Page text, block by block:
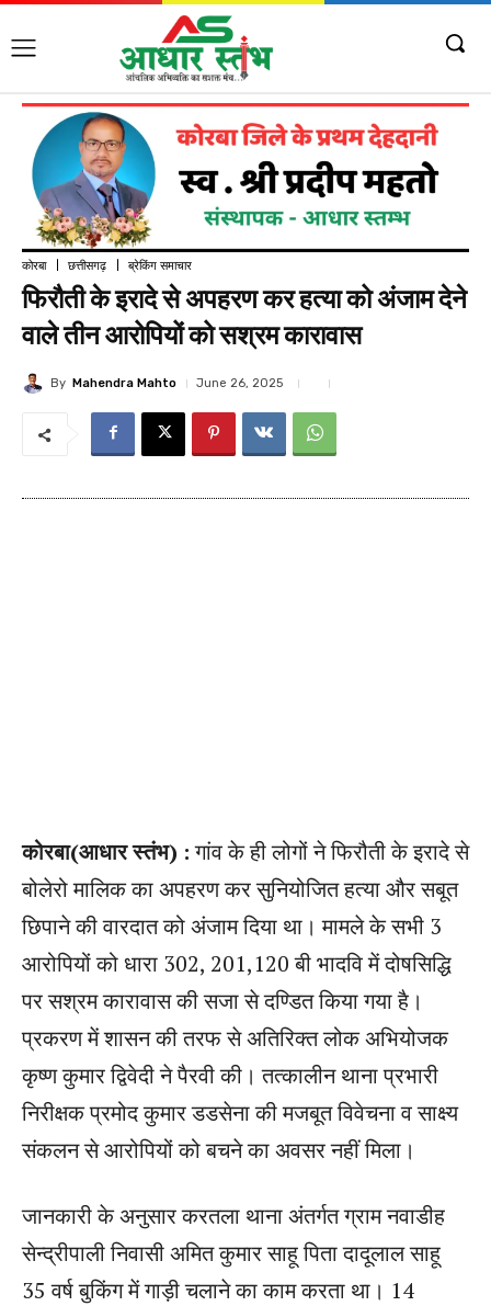
कोरबा छत्तीसगढ़ ब्रेकिंग समाचार
फिरौती के इरादे से अपहरण कर हत्या को अंजाम देने
वाले तीन आरोपियों को सश्रम कारावास
By Mahendra Mahto June 26, 2025
कोरबा(आधार स्तंभ) :गांव के ही लोगों ने फिरौती के इरादे से
बोलेरो मालिक का अपहरण कर सुनियोजित हत्या और सबूत
छिपाने की वारदात को अंजाम दिया था। मामले के सभी 3
आरोपियों को धारा 302, 201,120 बी भादवि में दोषसिद्धि
पर सश्रम कारावास की सजा से दण्डित किया गया है।
प्रकरण में शासन की तरफ से अतिरिक्त लोक अभियोजक
कृष्ण कुमार द्विवेदी ने पैरवी की। तत्कालीन थाना प्रभारी
निरीक्षक प्रमोद कुमार डडसेना की मजबूत विवेचना व साक्ष्य
संकलन से आरोपियों को बचने का अवसर नहीं मिला।
जानकारी के अनुसार करतला थाना अंतर्गत ग्राम नवाडीह
सेन्द्रीपाली निवासी अमित कुमार साहू पिता दादूलाल साहू
35 वर्ष बुकिंग में गाड़ी चलाने का काम करता था। 14